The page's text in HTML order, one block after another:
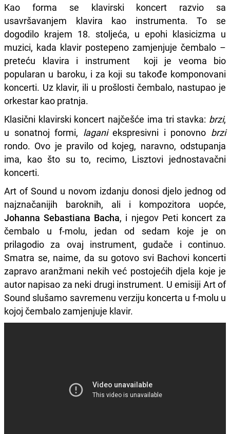
Kao forma se klavirski koncert razvio sa
usavršavanjem klavira kao instrumenta. To se
dogodilo krajem 18. stoljeća, u epohi klasicizma u
muzici, kada klavir postepeno zamjenjuje čembalo –
preteću klavira i instrument koji je veoma bio
popularan u baroku, i za koji su takođe komponovani
koncerti. Uz klavir, ili u prošlosti čembalo, nastupao je
orkestar kao pratnja.
Klasični klavirski koncert najčešće ima tri stavka: brzi,
u sonatnoj formi, laganiekspresivni i ponovno brzi
rondo. Ovo je pravilo od kojeg, naravno, odstupanja
ima, kao što su to, recimo, Lisztovi jednostavačni
koncerti.
Art of Sound u novom izdanju donosi djelo jednog od
najznačanijih baroknih, ali i kompozitora uopće,
Johanna Sebastiana Bacha, i njegov Peti koncert za
čembalo u f-molu, jedan od sedam koje je on
prilagodio za ovaj instrument, gudače i continuo.
Smatra se, naime, da su gotovo svi Bachovi koncerti
zapravo aranžmani nekih već postojećih djela koje je
autor napisao za neki drugi instrument. U emisiji Art of
Sound slušamo savremenu verziju koncerta u f-molu u
kojoj čembalo zamjenjuje klavir.